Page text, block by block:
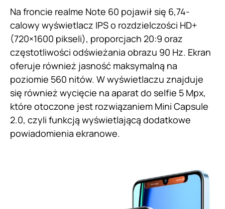
Na froncie realme Note 60 pojawił się 6,74-
calowy wyświetlacz IPS o rozdzielczości HD+
(720×1600 pikseli), proporcjach 20:9 oraz
częstotliwości odświeżania obrazu 90 Hz. Ekran
oferuje również jasność maksymalną na
poziomie 560 nitów. W wyświetlaczu znajduje
się również wycięcie na aparat do selfie 5 Mpx,
które otoczone jest rozwiązaniem Mini Capsule
2.0, czyli funkcją wyświetlającą dodatkowe
powiadomienia ekranowe.